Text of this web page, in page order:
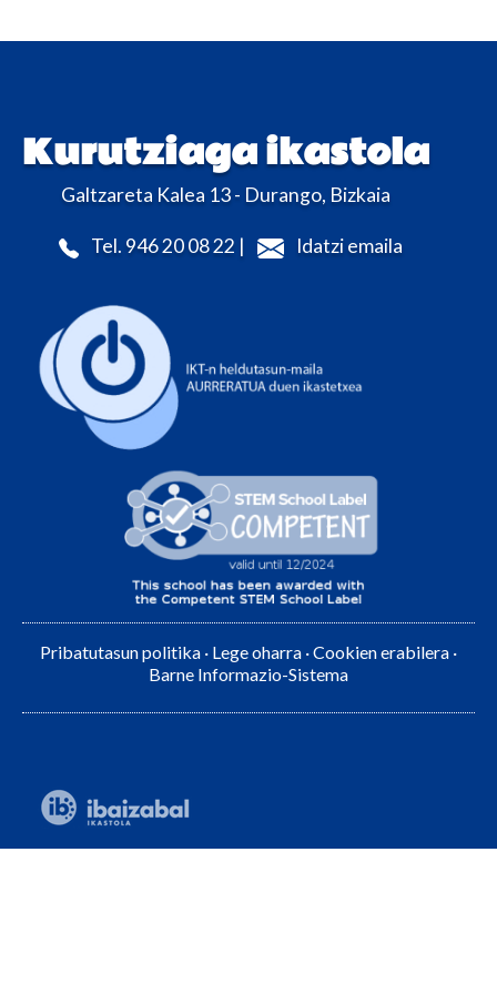
Kurutziaga ikastola
Galtzareta Kalea 13 - Durango, Bizkaia
Tel. 946 20 08 22 | Idatzi emaila
Pribatutasun politika · Lege oharra ·Cookien erabilera ·
Barne Informazio-Sistema